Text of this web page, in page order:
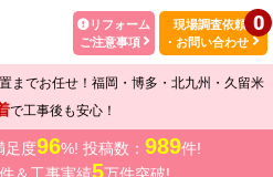
リフォーム
ご注意事項
0
現場調査依頼
・お問い合わせ
までお任せ！福岡・博多・北九州・久留米
で工事後も安心！
足度96%! 投稿数： 989件!
5